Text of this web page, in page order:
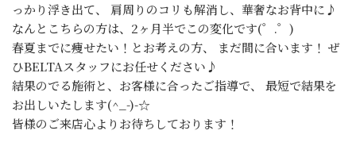
っかり浮き出て、 肩周りのコリも解消し、華奢なお背中に♪
なんとこちらの方は、2ヶ月半でこの変化です(゜.゜)
春夏までに痩せたい！とお考えの方、 まだ間に合います！ ぜ
ひBELTAスタッフにお任せください♪
結果のでる施術と、お客様に合ったご指導で、 最短で結果を
お出しいたします(^_-)-☆
皆様のご来店心よりお待ちしております！